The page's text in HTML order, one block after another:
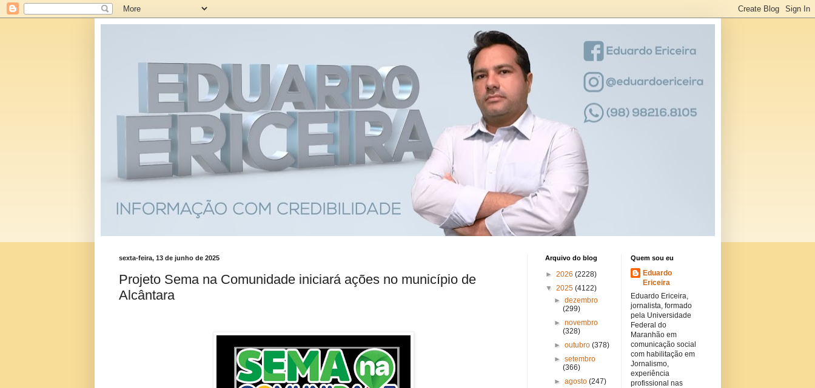
sexta-feira, 13 de junho de 2025
Projeto Sema na Comunidade iniciará ações no município de
Alcântara
Arquivo do blog
► 2026 (2228)
▼ 2025 (4122)
► dezembro
(299)
► novembro
(328)
► outubro (378)
► setembro
(366)
► agosto (247)
Quem sou eu
Eduardo
Ericeira
Eduardo Ericeira,
jornalista, formado
pela Universidade
Federal do
Maranhão em
comunicação social
com habilitação em
Jornalismo,
experiência
profissional nas